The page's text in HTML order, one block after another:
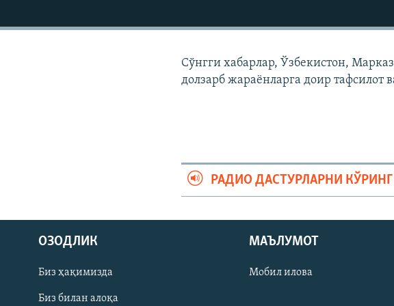
На русском
ИЖТИМОИЙ ТАРМОҚЛАР
Сўнгги хабарлар, Ўзбекистон,
долзарб жараëнларга доир тафсилот
РАДИО ДАСТУРЛАРНИ КЎРИНГ
ОЗОДЛИК
Биз ҳақимизда
Биз билан алоқа
МАЪЛУМОТ
Мобил илова